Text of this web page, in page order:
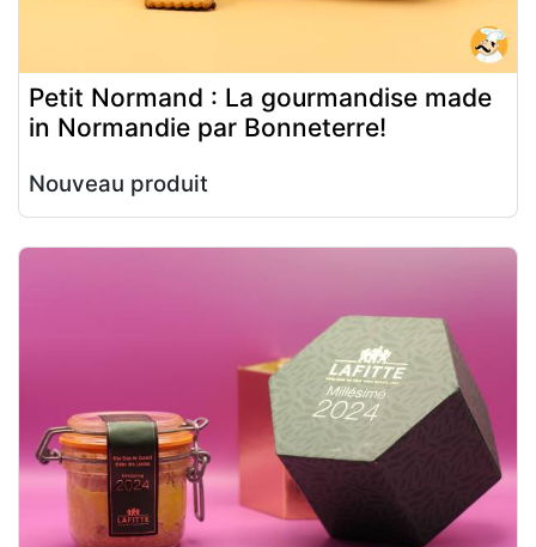
Petit Normand : La gourmandise made
in Normandie par Bonneterre!
Nouveau produit